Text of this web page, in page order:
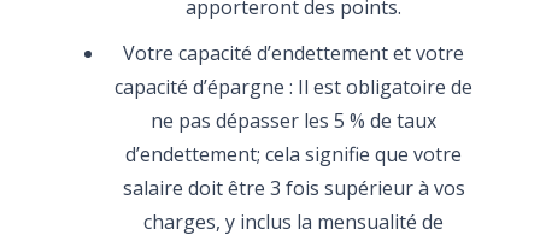
apporteront des points.
Votre capacité d’endettement et votre
capacité d’épargne : Il est obligatoire de
ne pas dépasser les 5 % de taux
d’endettement; cela signifie que votre
salaire doit être 3 fois supérieur à vos
charges, y inclus la mensualité de